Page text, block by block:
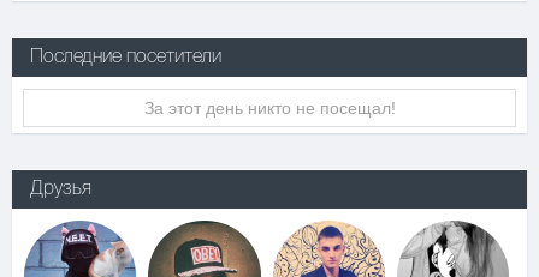
Последние посетители
За этот день никто не посещал!
Друзья